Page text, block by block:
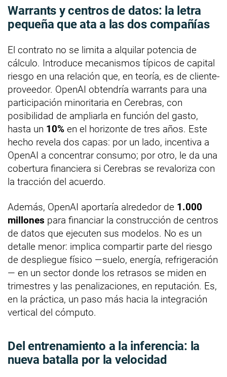
Warrants y centros de datos: la letra
pequeña que ata a las dos compañías
El contrato no se limita a alquilar potencia de
cálculo. Introduce mecanismos típicos de capital
riesgo en una relación que, en teoría, es de cliente-
proveedor. OpenAI obtendría warrants para una
participación minoritaria en Cerebras, con
posibilidad de ampliarla en función del gasto,
hasta un 10% en el horizonte de tres años. Este
hecho revela dos capas: por un lado, incentiva a
OpenAI a concentrar consumo; por otro, le da una
cobertura financiera si Cerebras se revaloriza con
la tracción del acuerdo.
Además, OpenAI aportaría alrededor de 1.000
millones para financiar la construcción de centros
de datos que ejecuten sus modelos. No es un
detalle menor: implica compartir parte del riesgo
de despliegue físico —suelo, energía, refrigeración
— en un sector donde los retrasos se miden en
trimestres y las penalizaciones, en reputación. Es,
en la práctica, un paso más hacia la integración
vertical del cómputo.
Del entrenamiento a la inferencia: la
nueva batalla por la velocidad